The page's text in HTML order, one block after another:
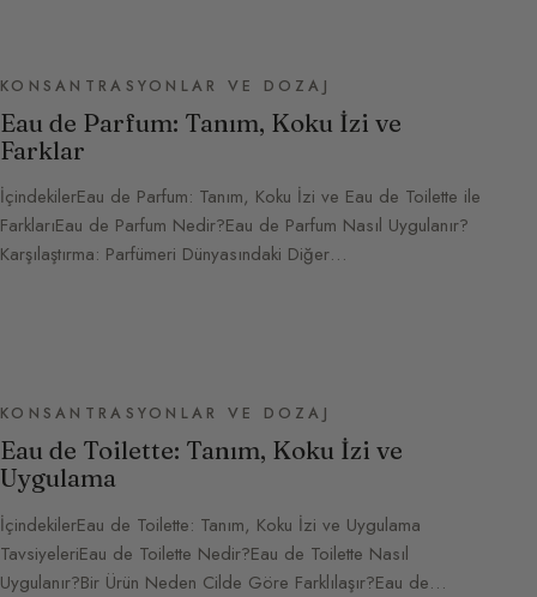
KONSANTRASYONLAR VE DOZAJ
Eau de Parfum: Tanım, Koku İzi ve
Farklar
İçindekilerEau de Parfum: Tanım, Koku İzi ve Eau de Toilette ile
FarklarıEau de Parfum Nedir?Eau de Parfum Nasıl Uygulanır?
Karşılaştırma: Parfümeri Dünyasındaki Diğer…
KONSANTRASYONLAR VE DOZAJ
Eau de Toilette: Tanım, Koku İzi ve
Uygulama
İçindekilerEau de Toilette: Tanım, Koku İzi ve Uygulama
TavsiyeleriEau de Toilette Nedir?Eau de Toilette Nasıl
Uygulanır?Bir Ürün Neden Cilde Göre Farklılaşır?Eau de…